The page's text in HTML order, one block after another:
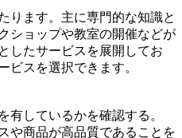
ります。主に専門的な知識と
ショップや教室の開催などが
したサービスを展開してお
ビスを選択できます。
有しているかを確認する。
や商品が高品質であることを